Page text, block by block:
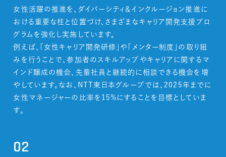
女性活躍の推進を、ダイバーシティ＆インクルージョン推進に
おける重要な柱と位置づけ、さまざまなキャリア開発支援プロ
グラムを強化し実施しています。
例えば、「女性キャリア開発研修」や「メンター制度」の取り組
みを行うことで、参加者のスキルアップやキャリアに関するマ
インド醸成の機会、先輩社員と継続的に相談できる機会を増
やしています。なお、NTT東日本グループでは、2025年までに
女性マネージャーの比率を15%にすることを目標としていま
す。
02